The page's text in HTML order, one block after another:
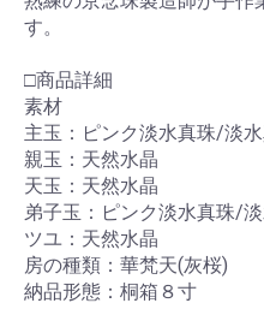
す。
□商品詳細
素材
主玉：ピンク淡水真珠/淡
親玉：天然水晶
天玉：天然水晶
弟子玉：ピンク淡水真珠/
ツユ：天然水晶
房の種類：華梵天(灰桜)
納品形態：桐箱８寸